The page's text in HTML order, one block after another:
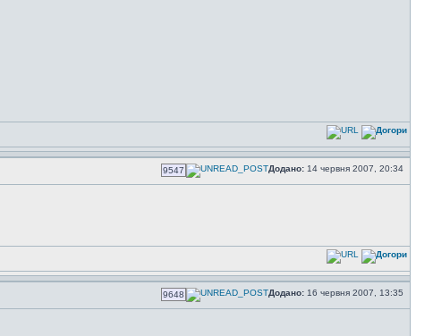
9547 Додано: 14 червня 2007, 20:34
9648 Додано: 16 червня 2007, 13:35